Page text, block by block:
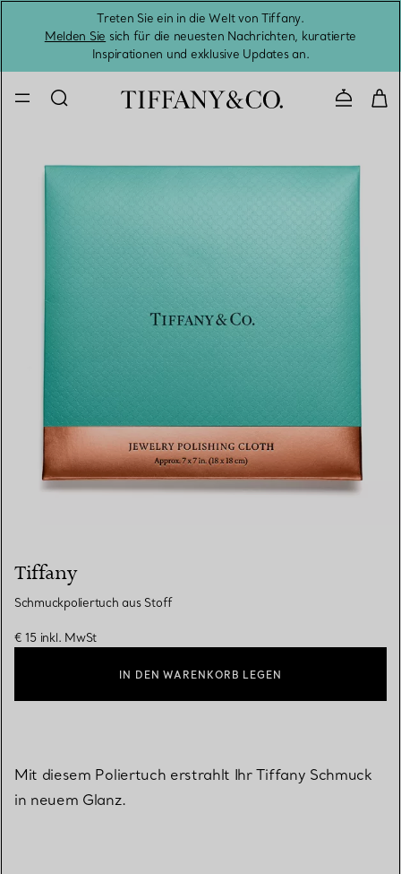
Treten Sie ein in die Welt von Tiffany.
Melden Sie sich für die neuesten Nachrichten, kuratierte
Inspirationen und exklusive Updates an.
Tiffany
Schmuckpoliertuch aus Stoff
€ 15 inkl. MwSt
IN DEN WARENKORB LEGEN
Mit diesem Poliertuch erstrahlt Ihr Tiffany Schmuck
in neuem Glanz.